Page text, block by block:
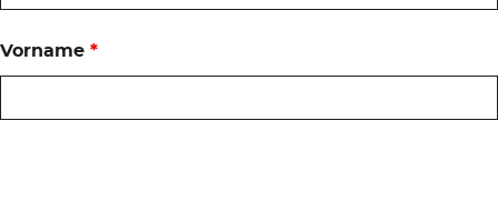
Vorname *